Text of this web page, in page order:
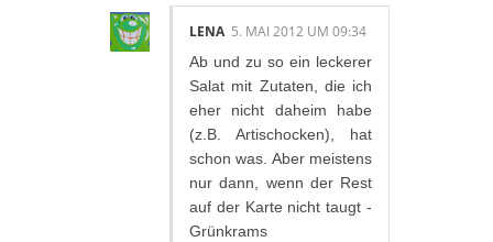
LENA 5. MAI 2012 UM 09:34
Ab und zu so ein leckerer
Salat mit Zutaten, die ich
eher nicht daheim habe
(z.B. Artischocken), hat
schon was. Aber meistens
nur dann, wenn der Rest
auf der Karte nicht taugt -
Grünkrams